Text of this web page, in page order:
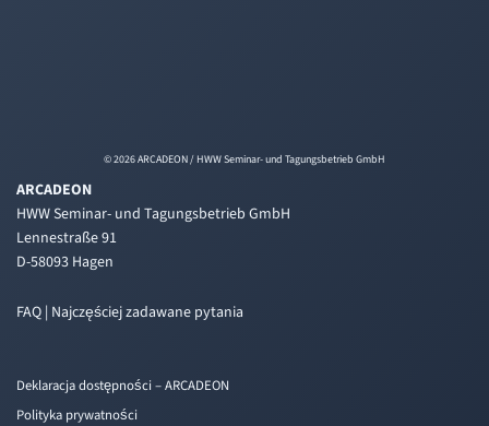
© 2026 ARCADEON / HWW Seminar- und Tagungsbetrieb GmbH
ARCADEON
HWW Seminar- und Tagungsbetrieb GmbH
Lennestraße 91
D-58093 Hagen
FAQ | Najczęściej zadawane pytania
Deklaracja dostępności – ARCADEON
Polityka prywatności